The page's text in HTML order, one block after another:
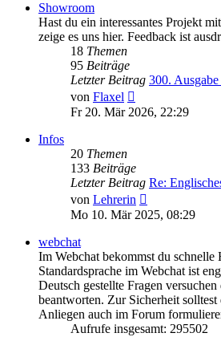
Showroom
Hast du ein interessantes Projekt
zeige es uns hier. Feedback ist
18 Themen
95 Beiträge
Letzter Beitrag 300.
von Flaxel
Beitrag
Fr 20. Mär 2026, 22:29
Infos
20 Themen
133 Beiträge
Letzter Beitrag Re:
von Lehrerin
Beitrag
Mo 10. Mär 2025, 08:29
webchat
Im Webchat bekommst du
Standardsprache im Webchat ist
Deutsch gestellte Fragen
beantworten. Zur Sicherheit
Anliegen auch im Forum
Aufrufe insgesamt: 295502